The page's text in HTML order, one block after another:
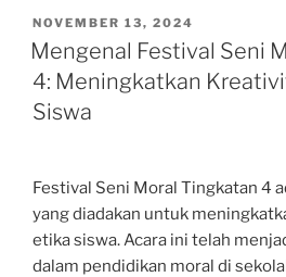
POSTED
ON
NOVEMBER 13, 2024
Mengenal Festival Seni
4: Meningkatkan
Siswa
Festival Seni Moral Tingkatan 4
yang diadakan untuk
etika siswa. Acara ini telah
dalam pendidikan moral di